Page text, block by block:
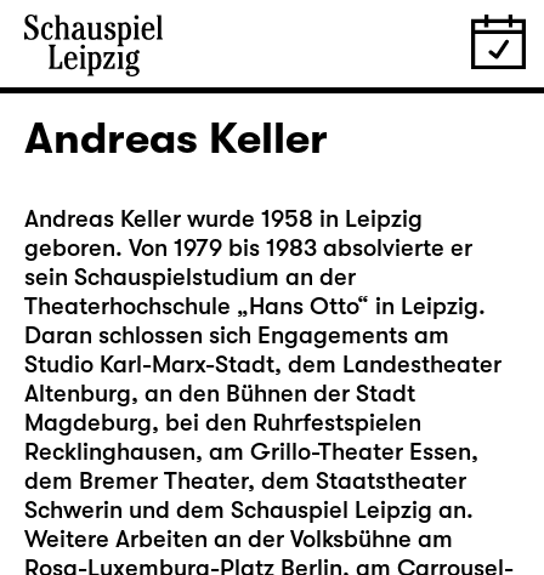
Andreas Keller
Andreas Keller wurde 1958 in Leipzig
geboren. Von 1979 bis 1983 absolvierte er
sein Schauspielstudium an der
Theaterhochschule „Hans Otto“ in Leipzig.
Daran schlossen sich Engagements am
Studio Karl-Marx-Stadt, dem Landestheater
Altenburg, an den Bühnen der Stadt
Magdeburg, bei den Ruhrfestspielen
Recklinghausen, am Grillo-Theater Essen,
dem Bremer Theater, dem Staatstheater
Schwerin und dem Schauspiel Leipzig an.
Weitere Arbeiten an der Volksbühne am
Rosa-Luxemburg-Platz Berlin, am Carrousel-